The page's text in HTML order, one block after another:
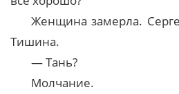
Женщина замерла.
Тишина.
— Тань?
Молчание.